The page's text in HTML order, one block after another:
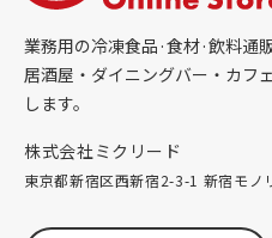
業務用の冷凍食品·食材·飲料通
居酒屋・ダイニングバー・カフ
します。
株式会社ミクリード
東京都新宿区西新宿2-3-1 新宿モノ